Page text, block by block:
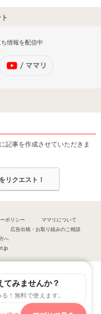
てみませんか？
！無料で使えます。
情報を配信中
記事を作成させていただきま
リクエスト！
ポリシー
ママリについて
広告出稿・お取り組みのご相談
へ